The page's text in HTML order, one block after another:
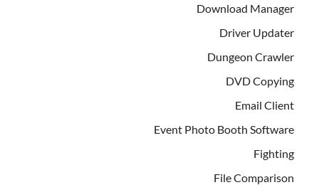
Download Manager
Driver Updater
Dungeon Crawler
DVD Copying
Email Client
Event Photo Booth Software
Fighting
File Comparison